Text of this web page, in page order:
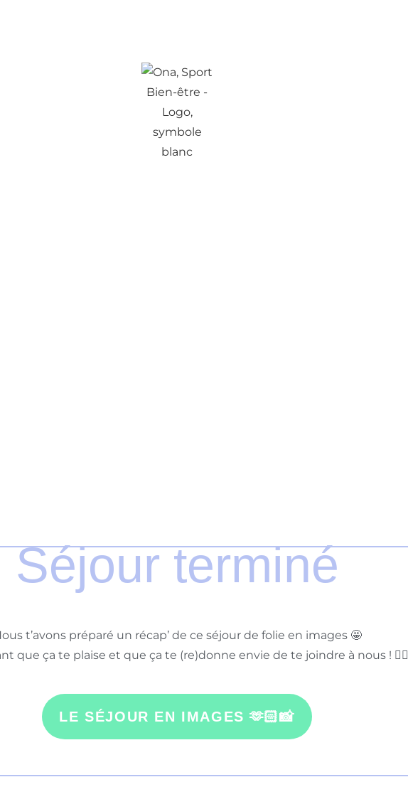
Séjour terminé
t’avons préparé un récap’ de ce séjour de folie en images 🤩
que ça te plaise et que ça te (re)donne envie de te joindre à nous ! ❤️‍🔥
LE SÉJOUR EN IMAGES 🫶🏻📸